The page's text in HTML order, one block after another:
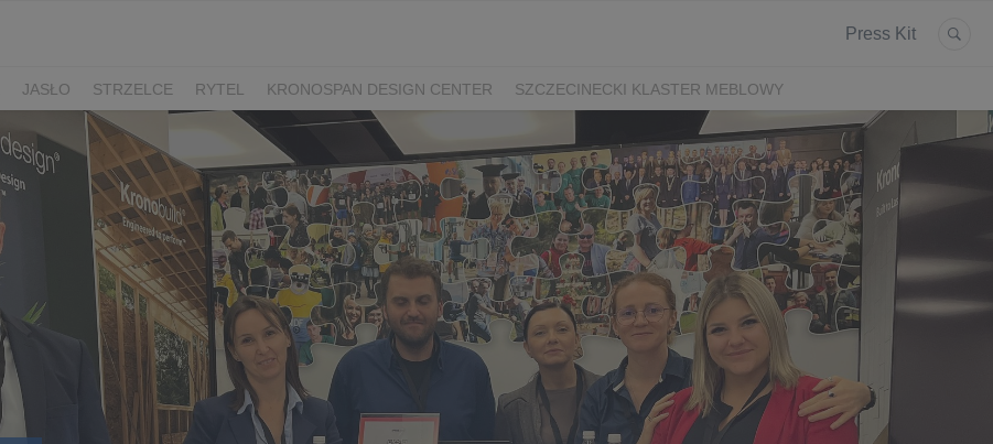
Press Kit
JASŁO STRZELCE RYTEL KRONOSPAN DESIGN CENTER SZCZECINECKI KLASTER MEBLOWY